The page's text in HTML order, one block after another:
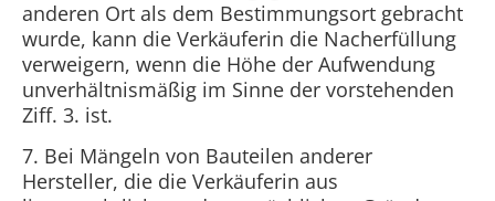
anderen Ort als dem Bestimmungsort gebracht
wurde, kann die Verkäuferin die Nacherfüllung
verweigern, wenn die Höhe der Aufwendung
unverhältnismäßig im Sinne der vorstehenden
Ziff. 3. ist.
7. Bei Mängeln von Bauteilen anderer
Hersteller, die die Verkäuferin aus